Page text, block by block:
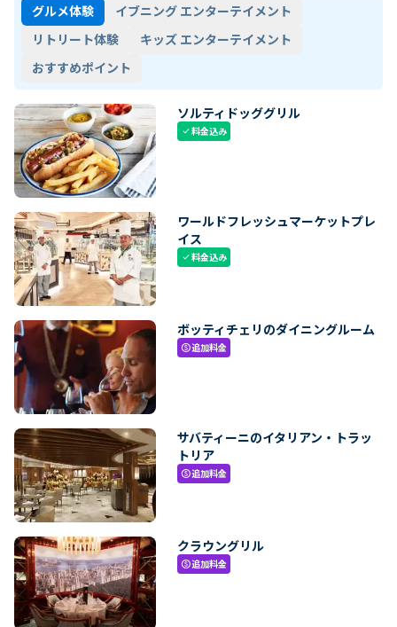
グルメ体験
イブニング エンターテイメント
リトリート体験
キッズ エンターテイメント
おすすめポイント
ソルティドッググリル
check料金込み
ワールドフレッシュマーケットプレ
イス
check料金込み
ボッティチェリのダイニングルーム
paid追加料金
サバティーニのイタリアン・トラッ
トリア
paid追加料金
クラウングリル
paid追加料金